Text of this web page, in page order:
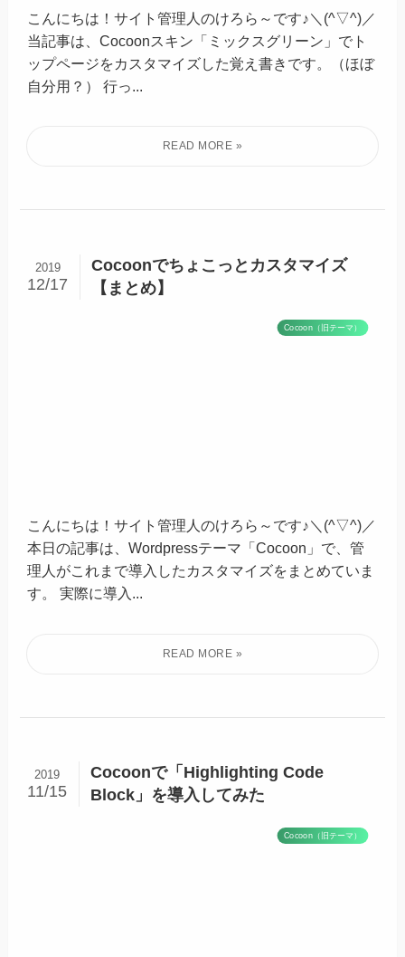
こんにちは！サイト管理人のけろら～です♪＼(^▽^)／
当記事は、Cocoonスキン「ミックスグリーン」でト
ップページをカスタマイズした覚え書きです。（ほぼ
自分用？） 行っ...
Cocoonでちょこっとカスタマイズ
【まとめ】
2019
12/17
Cocoon（旧テーマ）
こんにちは！サイト管理人のけろら～です♪＼(^▽^)／
本日の記事は、Wordpressテーマ「Cocoon」で、管
理人がこれまで導入したカスタマイズをまとめていま
す。 実際に導入...
Cocoonで「Highlighting Code
Block」を導入してみた
2019
11/15
Cocoon（旧テーマ）